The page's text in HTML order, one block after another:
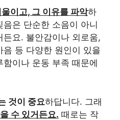
이고, 그 이유를 파악하
은 단순한 소음이 아니
요. 불안감이나 외로움,
등 다양한 원인이 있을
이나 운동 부족 때문에
것이 중요하답니다. 그래
수 있거든요. 때로는 작